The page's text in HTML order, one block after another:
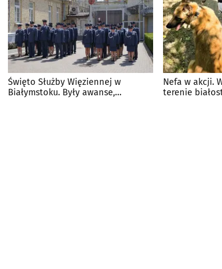
Święto Służby Więziennej w
Białymstoku. Były awanse,
Nefa w akcji.
terenie